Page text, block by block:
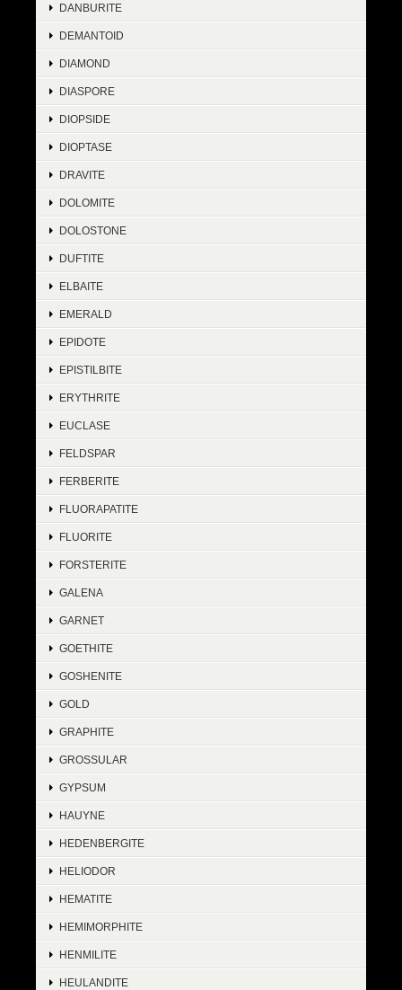
DANBURITE
DEMANTOID
DIAMOND
DIASPORE
DIOPSIDE
DIOPTASE
DRAVITE
DOLOMITE
DOLOSTONE
DUFTITE
ELBAITE
EMERALD
EPIDOTE
EPISTILBITE
ERYTHRITE
EUCLASE
FELDSPAR
FERBERITE
FLUORAPATITE
FLUORITE
FORSTERITE
GALENA
GARNET
GOETHITE
GOSHENITE
GOLD
GRAPHITE
GROSSULAR
GYPSUM
HAUYNE
HEDENBERGITE
HELIODOR
HEMATITE
HEMIMORPHITE
HENMILITE
HEULANDITE